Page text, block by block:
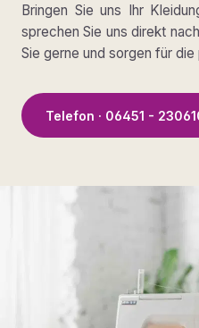
Bringen Sie uns Ihr
sprechen Sie uns direkt
Sie gerne und sorgen für
Telefon · 06451 -